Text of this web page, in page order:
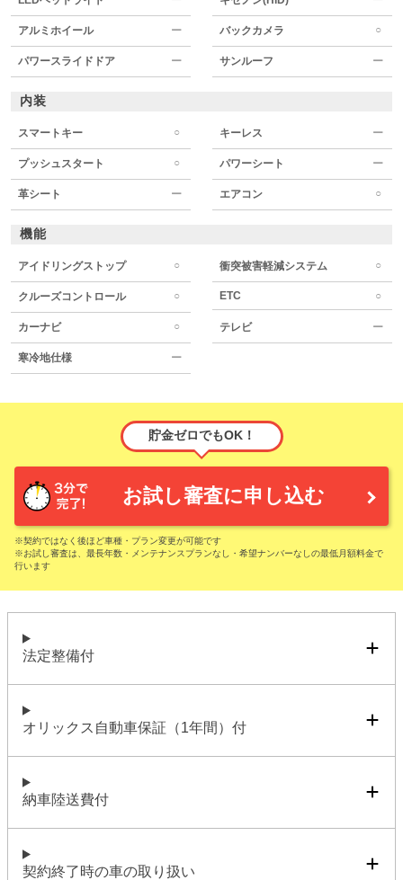
アルミホイール ー バックカメラ ○
パワースライドドア ー サンルーフ ー
内装
スマートキー ○ キーレス ー
プッシュスタート ○ パワーシート ー
革シート ー エアコン ○
機能
アイドリングストップ ○ 衝突被害軽減システム ○
クルーズコントロール ○ ETC ○
カーナビ ○ テレビ ー
寒冷地仕様 ー
貯金ゼロでもOK！
お試し審査に申し込む
※契約ではなく後ほど車種・プラン変更が可能です
※お試し審査は、最長年数・メンテナンスプランなし・希望ナンバーなしの最低月額料金で
行います
法定整備付
オリックス自動車保証（1年間）付
納車陸送費付
契約終了時の車の取り扱い